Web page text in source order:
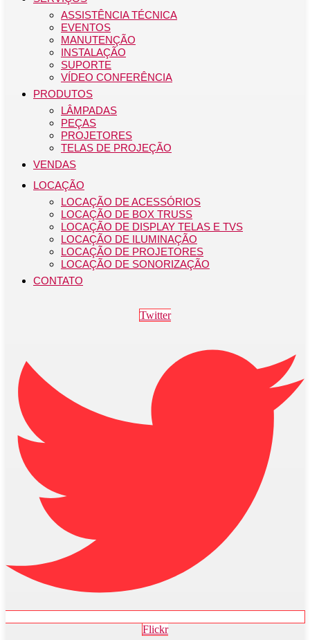
ASSISTÊNCIA TÉCNICA
EVENTOS
MANUTENÇÃO
INSTALAÇÃO
SUPORTE
VÍDEO CONFERÊNCIA
PRODUTOS
LÂMPADAS
PEÇAS
PROJETORES
TELAS DE PROJEÇÃO
VENDAS
LOCAÇÃO
LOCAÇÃO DE ACESSÓRIOS
LOCAÇÃO DE BOX TRUSS
LOCAÇÃO DE DISPLAY TELAS E TVS
LOCAÇÃO DE ILUMINAÇÃO
LOCAÇÃO DE PROJETORES
LOCAÇÃO DE SONORIZAÇÃO
CONTATO
Twitter
Flickr